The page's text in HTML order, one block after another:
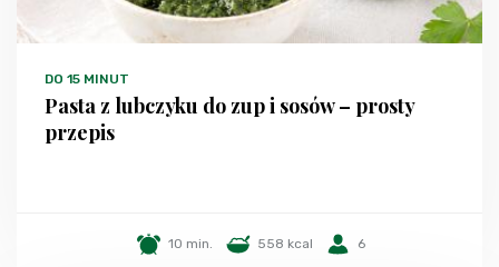
DO 15 MINUT
Pasta z lubczyku do zup i sosów – prosty
przepis
10 min. 558 kcal 6